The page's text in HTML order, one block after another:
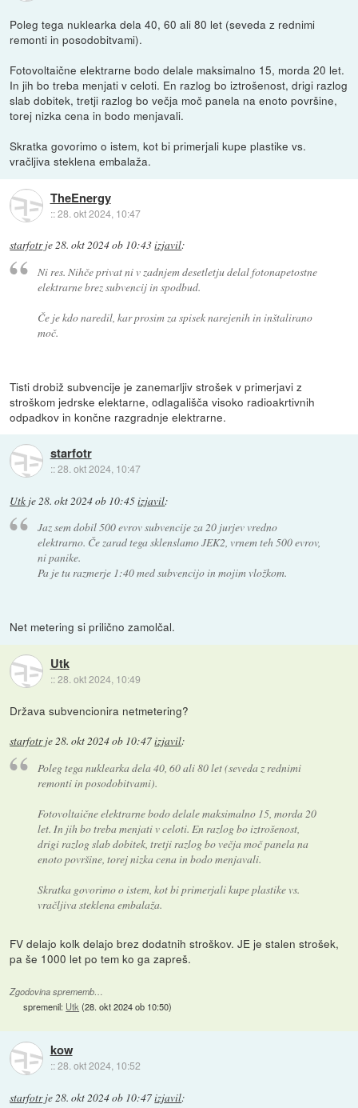
Poleg tega nuklearka dela 40, 60 ali 80 let (seveda z rednimi
remonti in posodobitvami).
Fotovoltaične elektrarne bodo delale maksimalno 15, morda 20 let.
In jih bo treba menjati v celoti. En razlog bo iztrošenost, drigi razlog
slab dobitek, tretji razlog bo večja moč panela na enoto površine,
torej nizka cena in bodo menjavali.
Skratka govorimo o istem, kot bi primerjali kupe plastike vs.
vračljiva steklena embalaža.
TheEnergy
::28. okt 2024, 10:47
starfotrje28. okt 2024 ob 10:43izjavil:
Ni res. Nihče privat ni v zadnjem desetletju delal fotonapetostne
elektrarne brez subvencij in spodbud.
Če je kdo naredil, kar prosim za spisek narejenih in inštalirano
moč.
Tisti drobiž subvencije je zanemarljiv strošek v primerjavi z
stroškom jedrske elektarne, odlagališča visoko radioakrtivnih
odpadkov in končne razgradnje elektrarne.
starfotr
::28. okt 2024, 10:47
Utk je28. okt 2024 ob 10:45izjavil:
Jaz sem dobil 500 evrov subvencije za 20 jurjev vredno
elektrarno. Če zarad tega sklenslamo JEK2, vrnem teh 500 evrov,
ni panike.
Pa je tu razmerje 1:40 med subvencijo in mojim vložkom.
Net metering si prilično zamolčal.
Utk
::28. okt 2024, 10:49
Država subvencionira netmetering?
starfotrje28. okt 2024 ob 10:47izjavil:
Poleg tega nuklearka dela 40, 60 ali 80 let (seveda z rednimi
remonti in posodobitvami).
Fotovoltaične elektrarne bodo delale maksimalno 15, morda 20
let. In jih bo treba menjati v celoti. En razlog bo iztrošenost,
drigi razlog slab dobitek, tretji razlog bo večja moč panela na
enoto površine, torej nizka cena in bodo menjavali.
Skratka govorimo o istem, kot bi primerjali kupe plastike vs.
vračljiva steklena embalaža.
FV delajo kolk delajo brez dodatnih stroškov. JE je stalen strošek,
pa še 1000 let po tem ko ga zapreš.
Zgodovina sprememb…
spremenil: Utk (28. okt 2024 ob 10:50)
kow
::28. okt 2024, 10:52
starfotrje28. okt 2024 ob 10:47izjavil: